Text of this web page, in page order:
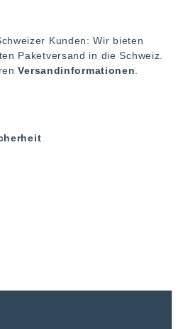
Kunden: Wir bieten
Paketversand in die Schweiz.
Versandinformationen